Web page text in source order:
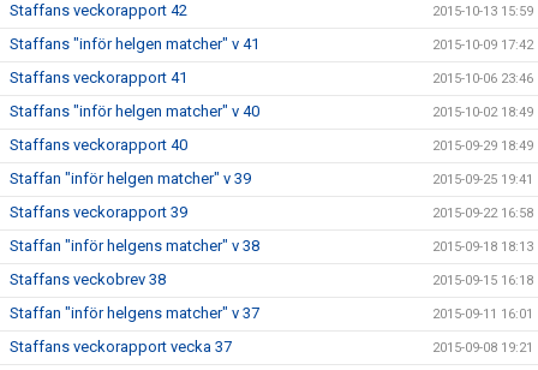
Staffans veckorapport 42 2015-10-13 15:59
Staffans "inför helgen matcher" v 41 2015-10-09 17:42
Staffans veckorapport 41 2015-10-06 23:46
Staffans "inför helgen matcher" v 40 2015-10-02 18:49
Staffans veckorapport 40 2015-09-29 18:49
Staffan "inför helgen matcher" v 39 2015-09-25 19:41
Staffans veckorapport 39 2015-09-22 16:58
Staffan "inför helgens matcher" v 38 2015-09-18 18:13
Staffans veckobrev 38 2015-09-15 16:18
Staffan "inför helgens matcher" v 37 2015-09-11 16:01
Staffans veckorapport vecka 37 2015-09-08 19:21